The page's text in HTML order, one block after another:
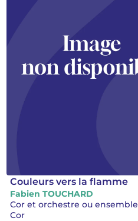
Couleurs vers la flamme
Fabien TOUCHARD
Cor et orchestre ou ensemble
Cor